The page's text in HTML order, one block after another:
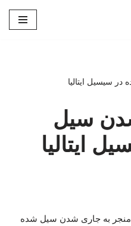
سیسیل ایتالیا
سیل
ایتالیا
منجر به جاری شدن سیل شده